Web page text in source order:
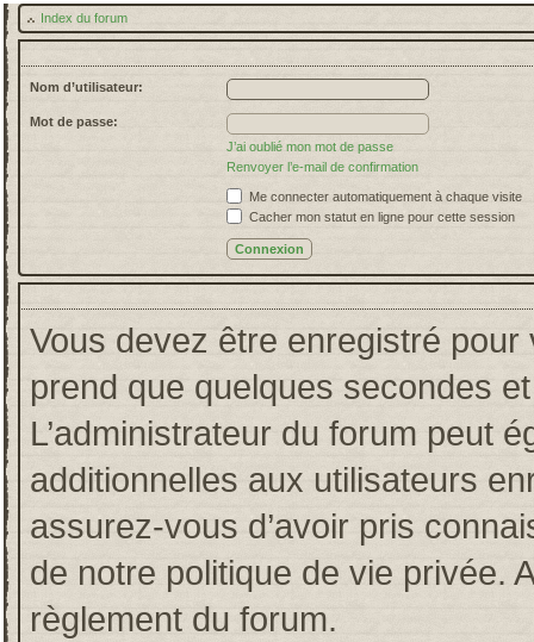
Index du forum
Nom d’utilisateur:
Mot de passe:
J’ai oublié mon mot de passe
Renvoyer l’e-mail de confirmation
Me connecter automatiquement à chaque visite
Cacher mon statut en ligne pour cette session
Vous devez être enregistré pour
prend que quelques secondes
L’administrateur du forum peut
additionnelles aux utilisateurs
assurez-vous d’avoir pris
de notre politique de vie privée.
règlement du forum.